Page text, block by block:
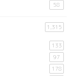
58
1,315
133
97
178